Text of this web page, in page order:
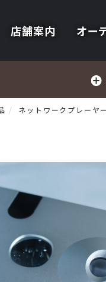
店舗案内 オー
ネットワークプレーヤ